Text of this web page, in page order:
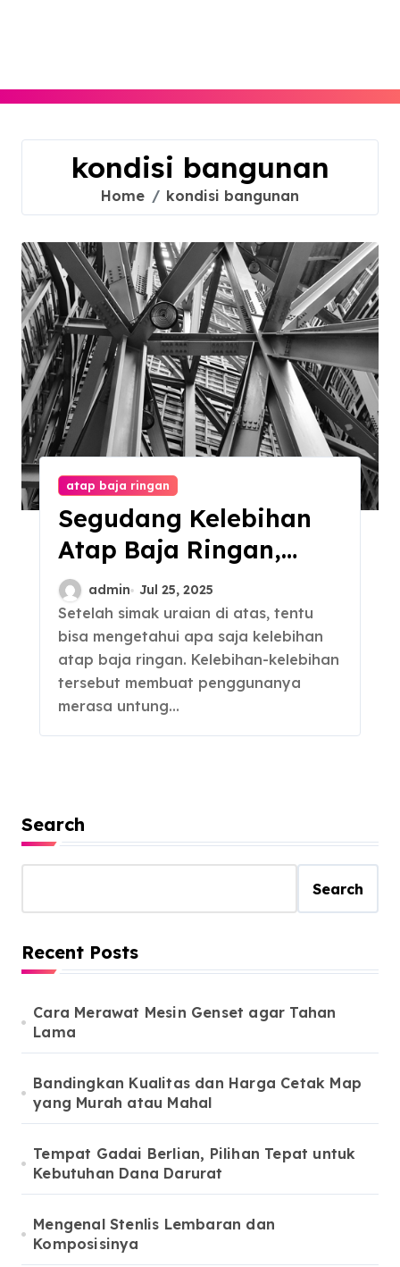
kondisi bangunan
Home kondisi bangunan
atap baja ringan
Segudang Kelebihan
Atap Baja Ringan,
Ramah Lingkungan
admin Jul 25, 2025
Setelah simak uraian di atas, tentu
bisa mengetahui apa saja kelebihan
atap baja ringan. Kelebihan-kelebihan
tersebut membuat penggunanya
merasa untung…
Search
Search
Recent Posts
Cara Merawat Mesin Genset agar Tahan
Lama
Bandingkan Kualitas dan Harga Cetak Map
yang Murah atau Mahal
Tempat Gadai Berlian, Pilihan Tepat untuk
Kebutuhan Dana Darurat
Mengenal Stenlis Lembaran dan
Komposisinya